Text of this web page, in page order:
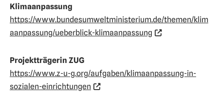
Klimaanpassung
https://www.bundesumweltministerium.de/themen/klim
aanpassung/ueberblick-klimaanpassung
Projektträgerin ZUG
https://www.z-u-g.org/aufgaben/klimaanpassung-in-
sozialen-einrichtungen